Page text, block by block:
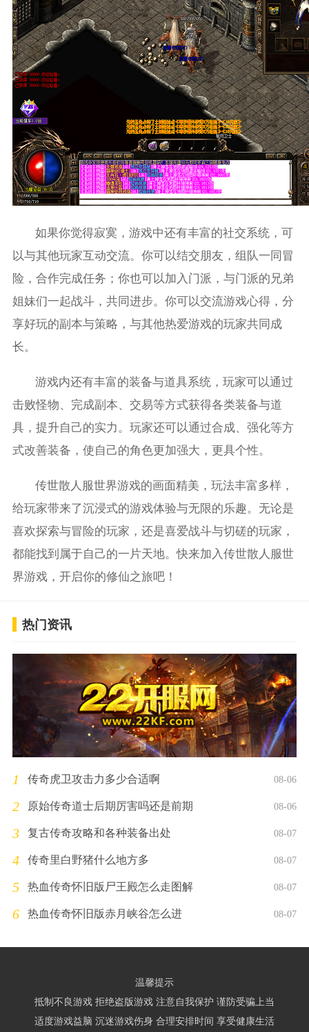
如果你觉得寂寞，游戏中还有丰富的社交系统，可
以与其他玩家互动交流。你可以结交朋友，组队一同冒
险，合作完成任务；你也可以加入门派，与门派的兄弟
姐妹们一起战斗，共同进步。你可以交流游戏心得，分
享好玩的副本与策略，与其他热爱游戏的玩家共同成
长。
游戏内还有丰富的装备与道具系统，玩家可以通过
击败怪物、完成副本、交易等方式获得各类装备与道
具，提升自己的实力。玩家还可以通过合成、强化等方
式改善装备，使自己的角色更加强大，更具个性。
传世散人服世界游戏的画面精美，玩法丰富多样，
给玩家带来了沉浸式的游戏体验与无限的乐趣。无论是
喜欢探索与冒险的玩家，还是喜爱战斗与切磋的玩家，
都能找到属于自己的一片天地。快来加入传世散人服世
界游戏，开启你的修仙之旅吧！
热门资讯
1 传奇虎卫攻击力多少合适啊 08-06
2 原始传奇道士后期厉害吗还是前期 08-06
3 复古传奇攻略和各种装备出处 08-07
4 传奇里白野猪什么地方多 08-07
5 热血传奇怀旧版尸王殿怎么走图解 08-07
6 热血传奇怀旧版赤月峡谷怎么进 08-07
温馨提示
抵制不良游戏 拒绝盗版游戏 注意自我保护 谨防受骗上当
适度游戏益脑 沉迷游戏伤身 合理安排时间 享受健康生活